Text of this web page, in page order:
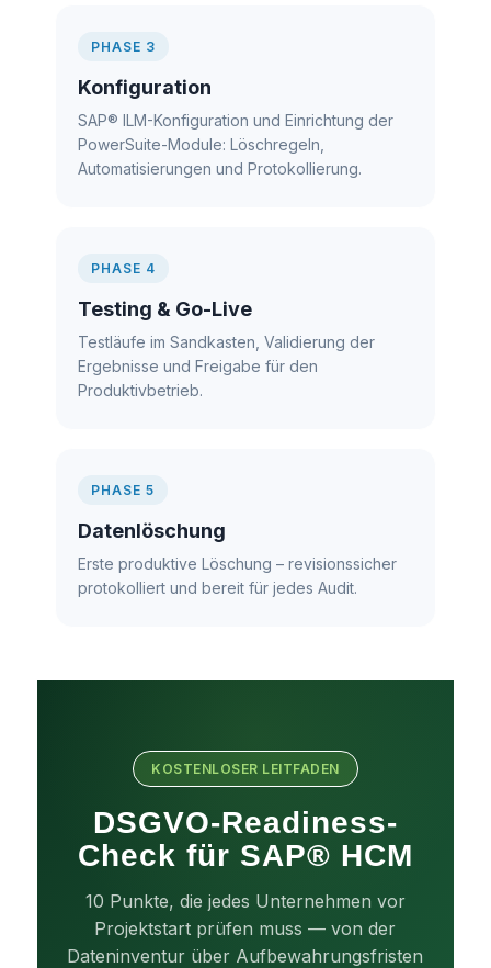
PHASE 3
Konfiguration
SAP® ILM-Konfiguration und Einrichtung der
PowerSuite-Module: Löschregeln,
Automatisierungen und Protokollierung.
PHASE 4
Testing & Go-Live
Testläufe im Sandkasten, Validierung der
Ergebnisse und Freigabe für den
Produktivbetrieb.
PHASE 5
Datenlöschung
Erste produktive Löschung – revisionssicher
protokolliert und bereit für jedes Audit.
KOSTENLOSER LEITFADEN
DSGVO-Readiness-
Check für SAP® HCM
10 Punkte, die jedes Unternehmen vor
Projektstart prüfen muss — von der
Dateninventur über Aufbewahrungsfristen